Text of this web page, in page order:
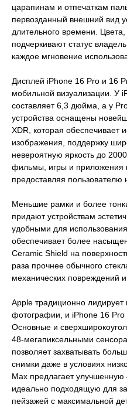
царапинам и отпечаткам
первозданный внешний вид
длительного времени.
подчеркивают статус
каждое мгновение
Дисплей iPhone 16 Pro и 16
мобильной визуализации. У
составляет 6,3 дюйма, а у
устройства оснащены
XDR, которая обеспечивает
изображения, поддержку
невероятную яркость до
фильмы, игры и приложения
предоставляя
Меньшие рамки и более
придают устройствам
удобными для
обеспечивает более
Ceramic Shield на
раза прочнее обычного
механических повреждений
Apple традиционно лидирует
фотографии, и iPhone 16 Pro
Основные и
48-мегапиксельными
позволяет захватывать
снимки даже в условиях
Max предлагает
идеально подходящую для
пейзажей с максимальной